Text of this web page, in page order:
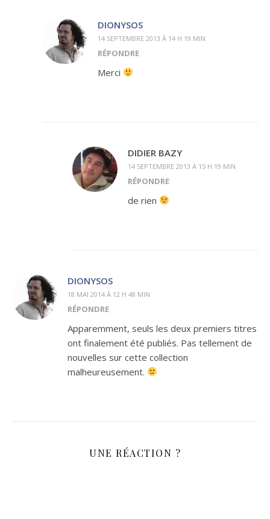
DIONYSOS
14 SEPTEMBRE 2013 À 14 H 19 MIN
RÉPONDRE
Merci
DIDIER BAZY
14 SEPTEMBRE 2013 À 15 H 19 MIN
RÉPONDRE
de rien
DIONYSOS
18 MAI 2014 À 12 H 48 MIN
RÉPONDRE
Apparemment, seuls les deux premiers titres
ont finalement été publiés. Pas tellement de
nouvelles sur cette collection
malheureusement.
UNE RÉACTION ?